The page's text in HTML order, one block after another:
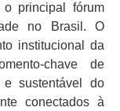
principal fórum
no Brasil. O
institucional da
chave de
e sustentável do
conectados à